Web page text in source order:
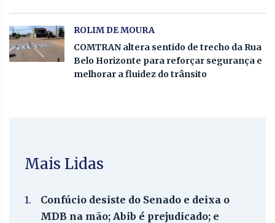
ROLIM DE MOURA
COMTRAN altera sentido de trecho da Rua
Belo Horizonte para reforçar segurança e
melhorar a fluidez do trânsito
Mais Lidas
1.
Confúcio desiste do Senado e deixa o
MDB na mão; Abib é prejudicado; e